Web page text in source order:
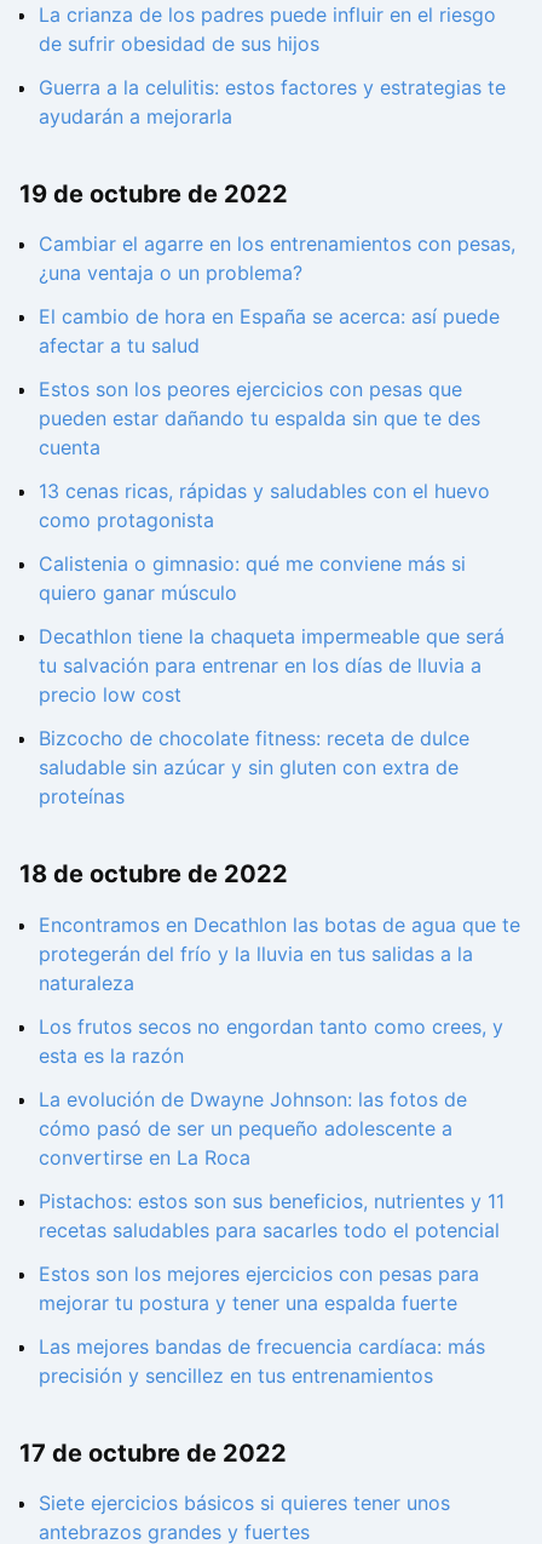
La crianza de los padres puede influir en el riesgo
de sufrir obesidad de sus hijos
Guerra a la celulitis: estos factores y estrategias te
ayudarán a mejorarla
19 de octubre de 2022
Cambiar el agarre en los entrenamientos con pesas,
¿una ventaja o un problema?
El cambio de hora en España se acerca: así puede
afectar a tu salud
Estos son los peores ejercicios con pesas que
pueden estar dañando tu espalda sin que te des
cuenta
13 cenas ricas, rápidas y saludables con el huevo
como protagonista
Calistenia o gimnasio: qué me conviene más si
quiero ganar músculo
Decathlon tiene la chaqueta impermeable que será
tu salvación para entrenar en los días de lluvia a
precio low cost
Bizcocho de chocolate fitness: receta de dulce
saludable sin azúcar y sin gluten con extra de
proteínas
18 de octubre de 2022
Encontramos en Decathlon las botas de agua que te
protegerán del frío y la lluvia en tus salidas a la
naturaleza
Los frutos secos no engordan tanto como crees, y
esta es la razón
La evolución de Dwayne Johnson: las fotos de
cómo pasó de ser un pequeño adolescente a
convertirse en La Roca
Pistachos: estos son sus beneficios, nutrientes y 11
recetas saludables para sacarles todo el potencial
Estos son los mejores ejercicios con pesas para
mejorar tu postura y tener una espalda fuerte
Las mejores bandas de frecuencia cardíaca: más
precisión y sencillez en tus entrenamientos
17 de octubre de 2022
Siete ejercicios básicos si quieres tener unos
antebrazos grandes y fuertes